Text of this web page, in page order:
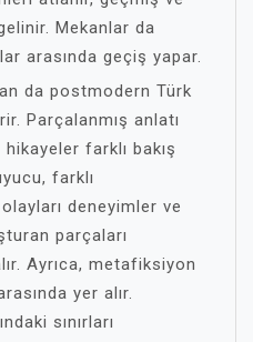
Mekanlar da
arasında geçiş yapar.
da postmodern Türk
Parçalanmış anlatı
hikayeler farklı bakış
farklı
deneyimler ve
parçaları
Ayrıca, metafiksiyon
yer alır.
sınırları